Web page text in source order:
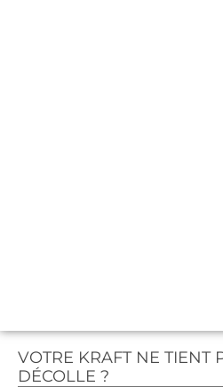
VOTRE KRAFT NE TIENT
DÉCOLLE ?